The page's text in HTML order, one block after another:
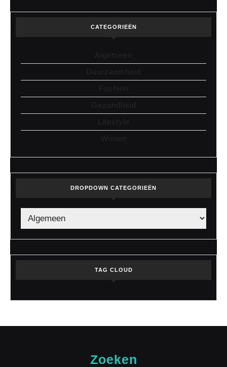
CATEGORIEËN
Algemeen
Duurzaamheid
Fashion
Gezondheid
Lifestyle
Wonen
DROPDOWN CATEGORIEËN
TAG CLOUD
Zoeken